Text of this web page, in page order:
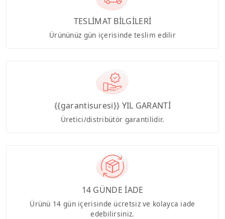
TESLİMAT BİLGİLERİ
Ürününüz gün içerisinde teslim edilir
{{garantisuresi}} YIL GARANTİ
Üretici/distribütör garantilidir.
14 GÜNDE İADE
Ürünü 14 gün içerisinde ücretsiz ve kolayca iade
edebilirsiniz.